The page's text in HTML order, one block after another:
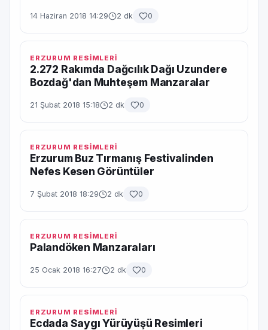
14 Haziran 2018 14:29 2 dk 0
ERZURUM RESİMLERİ
2.272 Rakımda Dağcılık Dağı Uzundere
Bozdağ'dan Muhteşem Manzaralar
21 Şubat 2018 15:18 2 dk 0
ERZURUM RESİMLERİ
Erzurum Buz Tırmanış Festivalinden
Nefes Kesen Görüntüler
7 Şubat 2018 18:29 2 dk 0
ERZURUM RESİMLERİ
Palandöken Manzaraları
25 Ocak 2018 16:27 2 dk 0
ERZURUM RESİMLERİ
Ecdada Saygı Yürüyüşü Resimleri